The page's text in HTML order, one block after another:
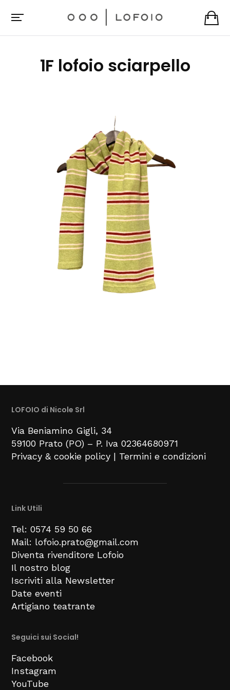
1F lofoio sciarpello
LOFOIO di Nicole Srl
Via Beniamino Gigli, 34
59100 Prato (PO) – P. Iva 02364680971
Privacy & cookie policy | Termini e condizioni
Link Utili
Tel: 0574 59 50 66
Mail: lofoio.prato@gmail.com
Diventa rivenditore Lofoio
Il nostro blog
Iscriviti alla Newsletter
Date eventi
Artigiano teatrante
Seguici sui Social!
Facebook
Instagram
YouTube